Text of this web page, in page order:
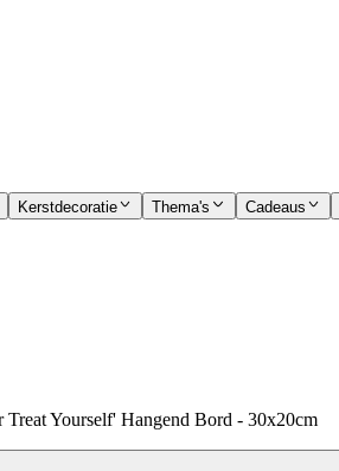
Kerstdecoratie Thema's Cadeaus
Yourself' Hangend Bord - 30x20cm